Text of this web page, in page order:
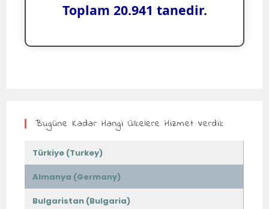
Toplam 20.941 tanedir.
Bugüne Kadar Hangi Ülkelere Hizmet Verdik
Türkiye (Turkey)
Almanya (Germany)
Bulgaristan (Bulgaria)